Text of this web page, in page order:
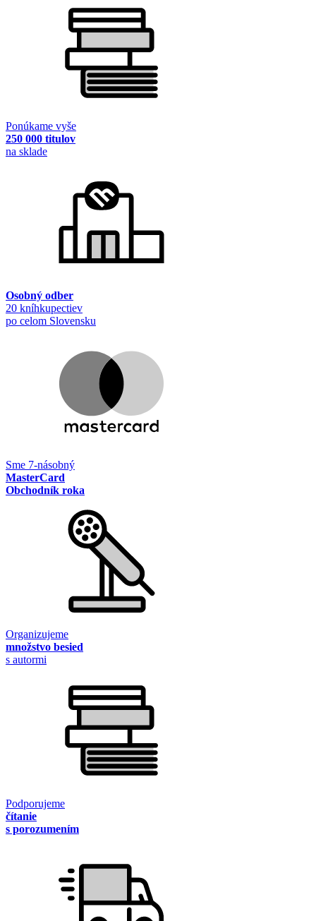
Ponúkame vyše
250 000 titulov
na sklade
Osobný odber
20 kníhkupectiev
po celom Slovensku
Sme 7-násobný
MasterCard
Obchodník roka
Organizujeme
množstvo besied
s autormi
Podporujeme
čítanie
s porozumením